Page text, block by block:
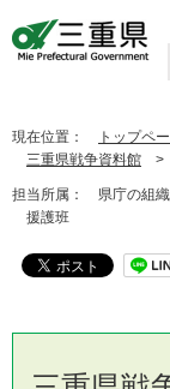
現在位置： トップペ
三重県戦争資料館 >
担当所属： 県庁の組
援護班